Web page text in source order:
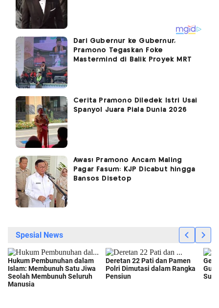
Dari Gubernur ke Gubernur,
Pramono Tegaskan Foke
Mastermind di Balik Proyek MRT
Cerita Pramono Diledek Istri Usai
Spanyol Juara Piala Dunia 2026
Awas! Pramono Ancam Maling
Pagar Fasum: KJP Dicabut hingga
Bansos Disetop